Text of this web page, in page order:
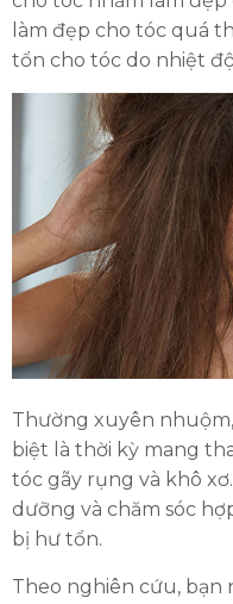
làm đẹp cho tóc quá
tổn cho tóc do nhiệt
Thường xuyên nhuộm,
biệt là thời kỳ mang
tóc gãy rụng và khô
dưỡng và chăm sóc
bị hư tổn.
Theo nghiên cứu, bạn